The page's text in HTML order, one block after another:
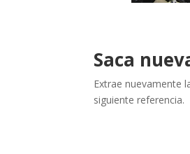
Saca
Extrae nuevamente
siguiente referencia.